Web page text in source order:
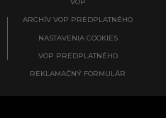
VOP
ARCHÍV VOP PREDPLATNÉHO
NASTAVENIA COOKIES
VOP PREDPLATNÉHO
REKLAMAČNÝ FORMULÁR